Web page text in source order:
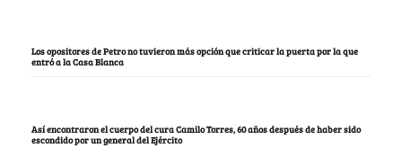
Los opositores de Petro no tuvieron más opción que criticar la puerta por la que
entró a la Casa Blanca
Así encontraron el cuerpo del cura Camilo Torres, 60 años después de haber sido
escondido por un general del Ejército